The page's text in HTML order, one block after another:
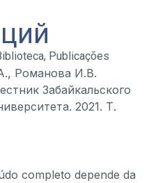
, Publicações
Романова И.В.
Забайкальского
2021. Т.
completo depende da